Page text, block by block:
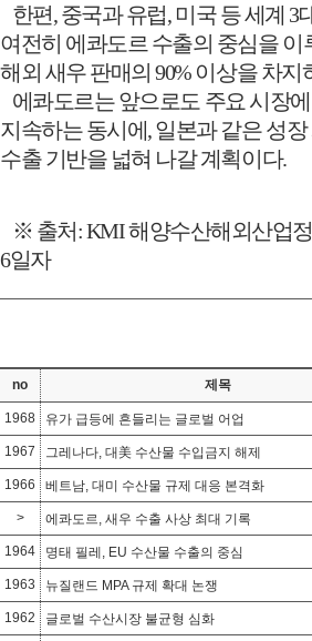
한편,중국과 유럽, 미국 등 세계 3
여전히 에콰도르 수출의 중심을 이
해외 새우 판매의90% 이상을 차지
에콰도르는 앞으로도 주요 시장
지속하는 동시에 ,일본과 같은 성
수출 기반을 넓혀 나갈 계획이다.
※ 출처: KMI해양수산해외산업
6일자
no 제목
1968 유가 급등에 흔들리는 글로벌 어업
1967 그레나다, 대美 수산물 수입금지 해제
1966 베트남, 대미 수산물 규제 대응 본격화
> 에콰도르, 새우 수출 사상 최대 기록
1964 명태 필레, EU 수산물 수출의 중심
1963 뉴질랜드 MPA 규제 확대 논쟁
1962 글로벌 수산시장 불균형 심화